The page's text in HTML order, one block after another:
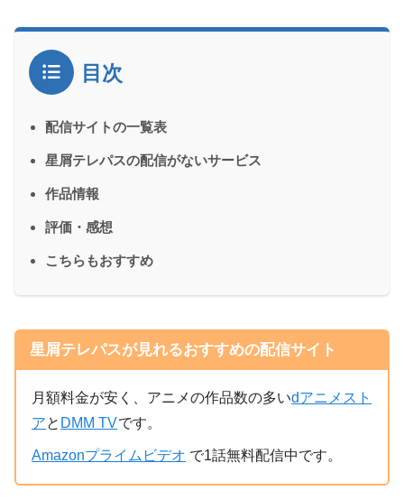
目次
配信サイトの一覧表
星屑テレパスの配信がないサービス
作品情報
評価・感想
こちらもおすすめ
星屑テレパスが見れるおすすめの配信サイト
月額料金が安く、アニメの作品数の多いdアニメスト
アと DMM TVです。
Amazonプライムビデオ で1話無料配信中です。